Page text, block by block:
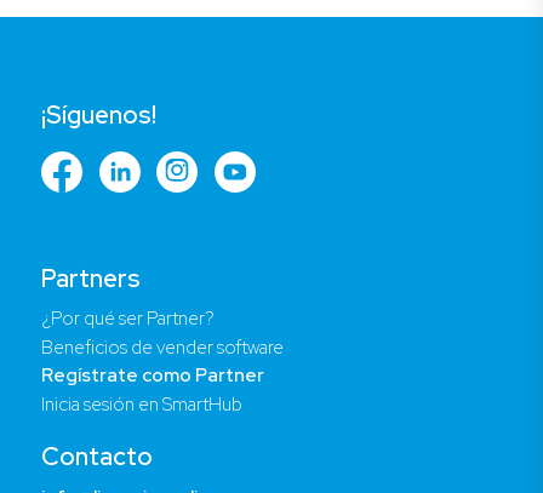
Partners
¿Por qué ser Partner?
Beneficios de vender software
Regístrate como Partner
Inicia sesión en SmartHub
Contacto
¡Síguenos!